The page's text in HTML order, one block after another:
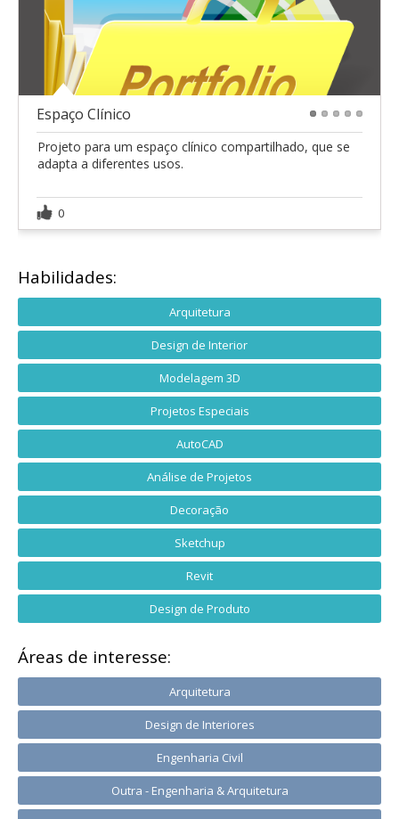
Espaço Clínico
Projeto para um espaço clínico compartilhado, que se
adapta a diferentes usos.
0
Habilidades:
Arquitetura
Design de Interior
Modelagem 3D
Projetos Especiais
AutoCAD
Análise de Projetos
Decoração
Sketchup
Revit
Design de Produto
Áreas de interesse:
Arquitetura
Design de Interiores
Engenharia Civil
Outra - Engenharia & Arquitetura